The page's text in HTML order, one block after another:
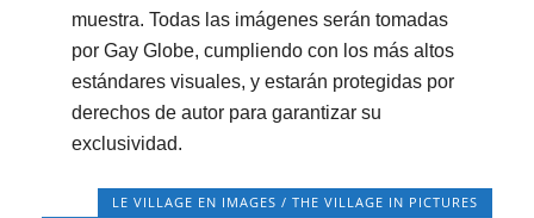
muestra. Todas las imágenes serán tomadas
por Gay Globe, cumpliendo con los más altos
estándares visuales, y estarán protegidas por
derechos de autor para garantizar su
exclusividad.
LE VILLAGE EN IMAGES / THE VILLAGE IN PICTURES